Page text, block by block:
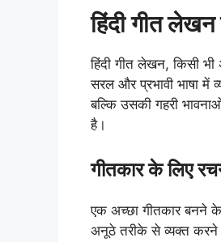
हिंदी गीत
हिंदी गीत लेखन, किसी
सरल और प्रभावी भाषा में
बल्कि उसकी गहरी
है।
गीतकार के लिए
एक अच्छा गीतकार बनने के
अनूठे तरीके से व्यक्त करने